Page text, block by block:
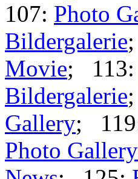
107: Photo
Bildergalerie
Movie; 113:
Bildergalerie
Gallery;
Photo Gallery